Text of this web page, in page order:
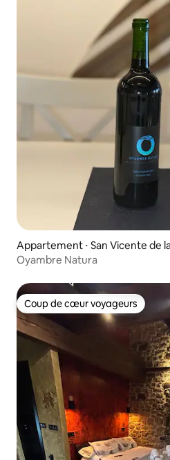
Appartement ⋅ San Vicente de
Oyambre Natura
Coup de cœur voyageurs
Coup de cœur voyageurs